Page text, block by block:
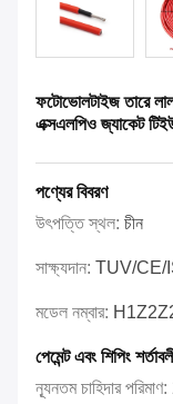
ফটোভোলটাইজ তারে লাল
এক্সএলপিও জ্যাকেট
পণ্যের বিবরণ
উৎপত্তি স্থল: চীন
সাক্ষ্যদান: TUV/CE/
মডেল নম্বার:
পেমেন্ট এবং শিপিং
ন্যূনতম চাহিদার পরিমাণ: